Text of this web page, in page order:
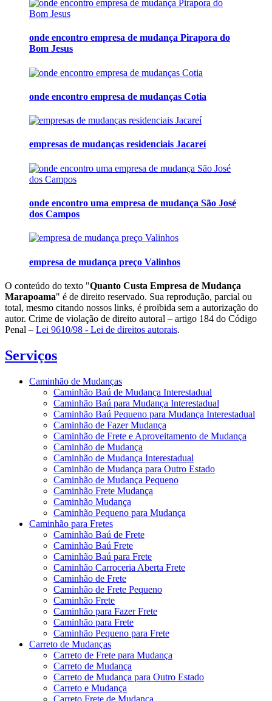
onde encontro empresa de mudança Pirapora do
Bom Jesus
onde encontro empresa de mudanças Cotia
empresas de mudanças residenciais Jacareí
onde encontro uma empresa de mudança São José
dos Campos
empresa de mudança preço Valinhos
O conteúdo do texto "Quanto Custa Empresa de Mudança
Marapoama" é de direito reservado. Sua reprodução, parcial ou
total, mesmo citando nossos links, é proibida sem a autorização do
autor. Crime de violação de direito autoral – artigo 184 do Código
Penal – Lei 9610/98 - Lei de direitos autorais.
Serviços
Caminhão de Mudanças
Caminhão Baú de Mudança Interestadual
Caminhão Baú para Mudança Interestadual
Caminhão Baú Pequeno para Mudança Interestadual
Caminhão de Fazer Mudança
Caminhão de Frete e Aproveitamento de Mudança
Caminhão de Mudança
Caminhão de Mudança Interestadual
Caminhão de Mudança para Outro Estado
Caminhão de Mudança Pequeno
Caminhão Frete Mudança
Caminhão Mudança
Caminhão Pequeno para Mudança
Caminhão para Fretes
Caminhão Baú de Frete
Caminhão Baú Frete
Caminhão Baú para Frete
Caminhão Carroceria Aberta Frete
Caminhão de Frete
Caminhão de Frete Pequeno
Caminhão Frete
Caminhão para Fazer Frete
Caminhão para Frete
Caminhão Pequeno para Frete
Carreto de Mudanças
Carreto de Frete para Mudança
Carreto de Mudança
Carreto de Mudança para Outro Estado
Carreto e Mudança
Carreto Frete de Mudança